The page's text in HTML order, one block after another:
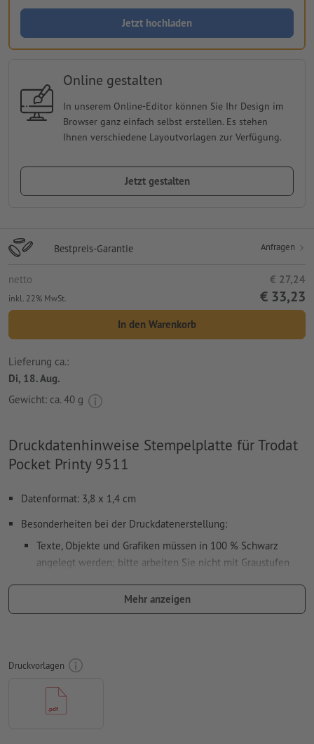
Jetzt hochladen
Online gestalten
In unserem Online-Editor können Sie Ihr Design im
Browser ganz einfach selbst erstellen. Es stehen
Ihnen verschiedene Layoutvorlagen zur Verfügung.
Jetzt gestalten
Bestpreis-Garantie Anfragen
netto € 27,24
inkl. 22% MwSt. € 33,23
In den Warenkorb
Lieferung ca.:
Di, 18. Aug.
Gewicht: ca. 40 g
Druckdatenhinweise Stempelplatte für Trodat
Pocket Printy 9511
Datenformat: 3,8 x 1,4 cm
Besonderheiten bei der Druckdatenerstellung:
Texte, Objekte und Grafiken müssen in 100 % Schwarz
angelegt werden; bitte arbeiten Sie nicht mit Graustufen
verwenden Sie keine Effekte wie Schatten, Verläufe, Raster,
Unser Tipp:
Verdana oder Helvetica für einen optimalen Abdruck
Abstand Motiv zum Endformat: mindestens 1 mm
Mehr anzeigen
Druckvorlagen